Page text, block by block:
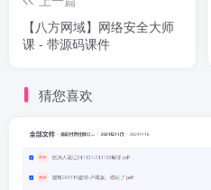
【八方网域】网络安全大师
课 - 带源码课件
猜您喜欢